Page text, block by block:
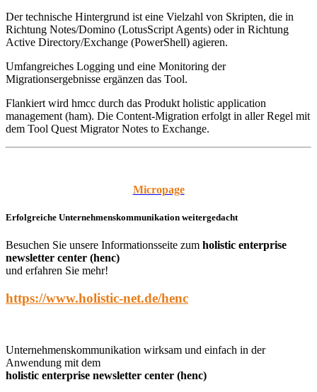
Der technische Hintergrund ist eine Vielzahl von Skripten, die in
Richtung Notes/Domino (LotusScript Agents) oder in Richtung
Active Directory/Exchange (PowerShell) agieren.
Umfangreiches Logging und eine Monitoring der
Migrationsergebnisse ergänzen das Tool.
Flankiert wird hmcc durch das Produkt holistic application
management (ham). Die Content-Migration erfolgt in aller Regel mit
dem Tool Quest Migrator Notes to Exchange.
Micropage
Erfolgreiche Unternehmenskommunikation weitergedacht
Besuchen Sie unsere Informationsseite zum holistic enterprise
newsletter center (henc)
und erfahren Sie mehr!
https://www.holistic-net.de/henc
Unternehmenskommunikation wirksam und einfach in der
Anwendung mit dem
holistic enterprise newsletter center (henc)